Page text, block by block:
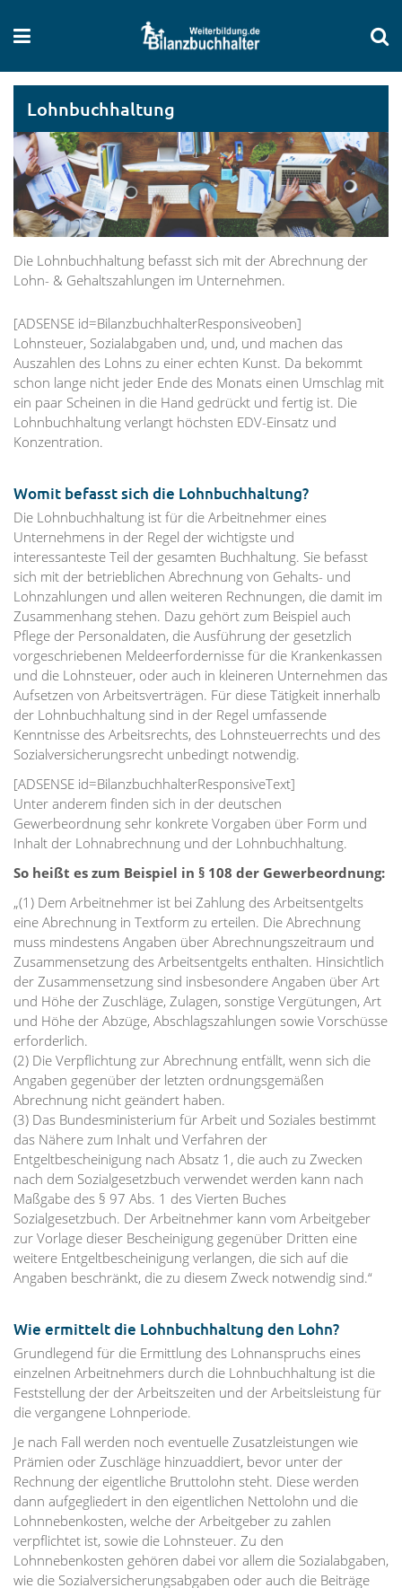
Lohnbuchhaltung
Die Lohnbuchhaltung befasst sich mit der Abrechnung der
Lohn- & Gehaltszahlungen im Unternehmen.
[ADSENSE id=BilanzbuchhalterResponsiveoben]
Lohnsteuer, Sozialabgaben und, und, und machen das
Auszahlen des Lohns zu einer echten Kunst. Da bekommt
schon lange nicht jeder Ende des Monats einen Umschlag mit
ein paar Scheinen in die Hand gedrückt und fertig ist. Die
Lohnbuchhaltung verlangt höchsten EDV-Einsatz und
Konzentration.
Womit befasst sich die Lohnbuchhaltung?
Die Lohnbuchhaltung ist für die Arbeitnehmer eines
Unternehmens in der Regel der wichtigste und
interessanteste Teil der gesamten Buchhaltung. Sie befasst
sich mit der betrieblichen Abrechnung von Gehalts- und
Lohnzahlungen und allen weiteren Rechnungen, die damit im
Zusammenhang stehen. Dazu gehört zum Beispiel auch
Pflege der Personaldaten, die Ausführung der gesetzlich
vorgeschriebenen Meldeerfordernisse für die Krankenkassen
und die Lohnsteuer, oder auch in kleineren Unternehmen das
Aufsetzen von Arbeitsverträgen. Für diese Tätigkeit innerhalb
der Lohnbuchhaltung sind in der Regel umfassende
Kenntnisse des Arbeitsrechts, des Lohnsteuerrechts und des
Sozialversicherungsrecht unbedingt notwendig.
[ADSENSE id=BilanzbuchhalterResponsiveText]
Unter anderem finden sich in der deutschen
Gewerbeordnung sehr konkrete Vorgaben über Form und
Inhalt der Lohnabrechnung und der Lohnbuchhaltung.
So heißt es zum Beispiel in § 108 der Gewerbeordnung:
„(1) Dem Arbeitnehmer ist bei Zahlung des Arbeitsentgelts
eine Abrechnung in Textform zu erteilen. Die Abrechnung
muss mindestens Angaben über Abrechnungszeitraum und
Zusammensetzung des Arbeitsentgelts enthalten. Hinsichtlich
der Zusammensetzung sind insbesondere Angaben über Art
und Höhe der Zuschläge, Zulagen, sonstige Vergütungen, Art
und Höhe der Abzüge, Abschlagszahlungen sowie Vorschüsse
erforderlich.
(2) Die Verpflichtung zur Abrechnung entfällt, wenn sich die
Angaben gegenüber der letzten ordnungsgemäßen
Abrechnung nicht geändert haben.
(3) Das Bundesministerium für Arbeit und Soziales bestimmt
das Nähere zum Inhalt und Verfahren der
Entgeltbescheinigung nach Absatz 1, die auch zu Zwecken
nach dem Sozialgesetzbuch verwendet werden kann nach
Maßgabe des § 97 Abs. 1 des Vierten Buches
Sozialgesetzbuch. Der Arbeitnehmer kann vom Arbeitgeber
zur Vorlage dieser Bescheinigung gegenüber Dritten eine
weitere Entgeltbescheinigung verlangen, die sich auf die
Angaben beschränkt, die zu diesem Zweck notwendig sind.“
Wie ermittelt die Lohnbuchhaltung den Lohn?
Grundlegend für die Ermittlung des Lohnanspruchs eines
einzelnen Arbeitnehmers durch die Lohnbuchhaltung ist die
Feststellung der der Arbeitszeiten und der Arbeitsleistung für
die vergangene Lohnperiode.
Je nach Fall werden noch eventuelle Zusatzleistungen wie
Prämien oder Zuschläge hinzuaddiert, bevor unter der
Rechnung der eigentliche Bruttolohn steht. Diese werden
dann aufgegliedert in den eigentlichen Nettolohn und die
Lohnnebenkosten, welche der Arbeitgeber zu zahlen
verpflichtet ist, sowie die Lohnsteuer. Zu den
Lohnnebenkosten gehören dabei vor allem die Sozialabgaben,
wie die Sozialversicherungsabgaben oder auch die Beiträge